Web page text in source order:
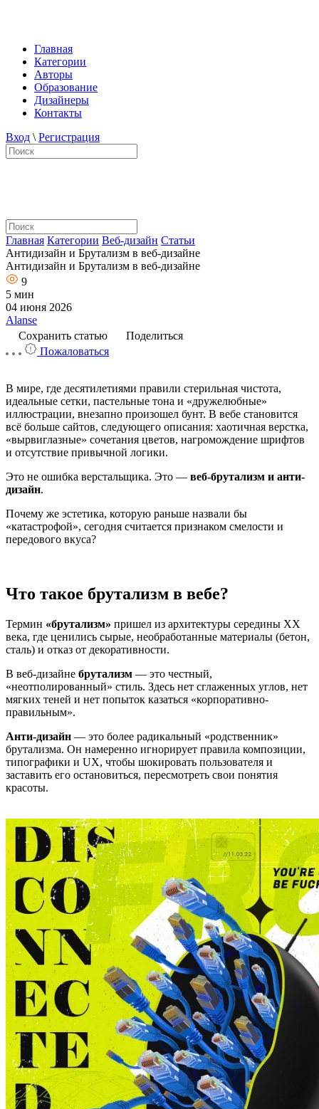
Главная
Категории
Авторы
Образование
Дизайнеры
Контакты
Вход \ Регистрация
Главная Категории Веб-дизайн Статьи
Антидизайн и Брутализм в веб-дизайне
Антидизайн и Брутализм в веб-дизайне
9
5 мин
04 июня 2026
Alanse
Сохранить статью
Поделиться
Пожаловаться
В мире, где десятилетиями правили стерильная чистота,
идеальные сетки, пастельные тона и «дружелюбные»
иллюстрации, внезапно произошел бунт. В вебе становится
всё больше сайтов, следующего описания: хаотичная верстка,
«вырвиглазные» сочетания цветов, нагромождение шрифтов
и отсутствие привычной логики.
Это не ошибка верстальщика. Это — веб-брутализм и анти-
дизайн.
Почему же эстетика, которую раньше назвали бы
«катастрофой», сегодня считается признаком смелости и
передового вкуса?
Что такое брутализм в вебе?
Термин «брутализм» пришел из архитектуры середины XX
века, где ценились сырые, необработанные материалы (бетон,
сталь) и отказ от декоративности.
В веб-дизайне брутализм — это честный,
«неотполированный» стиль. Здесь нет сглаженных углов, нет
мягких теней и нет попыток казаться «корпоративно-
правильным».
Анти-дизайн — это более радикальный «родственник»
брутализма. Он намеренно игнорирует правила композиции,
типографики и UX, чтобы шокировать пользователя и
заставить его остановиться, пересмотреть свои понятия
красоты.